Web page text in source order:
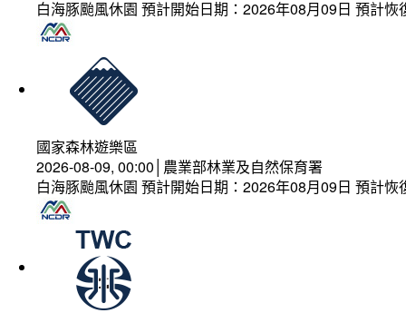
白海豚颱風休園 預計開始日期：2026年08月09日 預計
國家森林遊樂區
2026-08-09, 00:00│農業部林業及自然保育署
白海豚颱風休園 預計開始日期：2026年08月09日 預計